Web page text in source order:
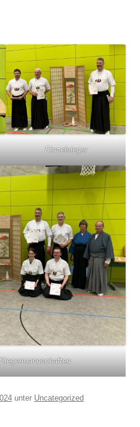
Einzelsieger
unter Uncategorized